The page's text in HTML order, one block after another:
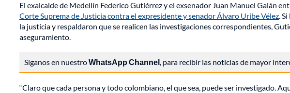
El exalcalde de Medellín Federico Gutiérrez y el exsenador Juan Manuel Galán
Corte Suprema de Justicia contra el expresidente y senador Álvaro Uribe Vélez.
la justicia y respaldaron que se realicen las investigaciones correspondientes,
aseguramiento.
Síganos en nuestroWhatsApp Channel, para recibir las noticias de mayor
“Claro que cada persona y todo colombiano, el que sea, puede ser investigado.